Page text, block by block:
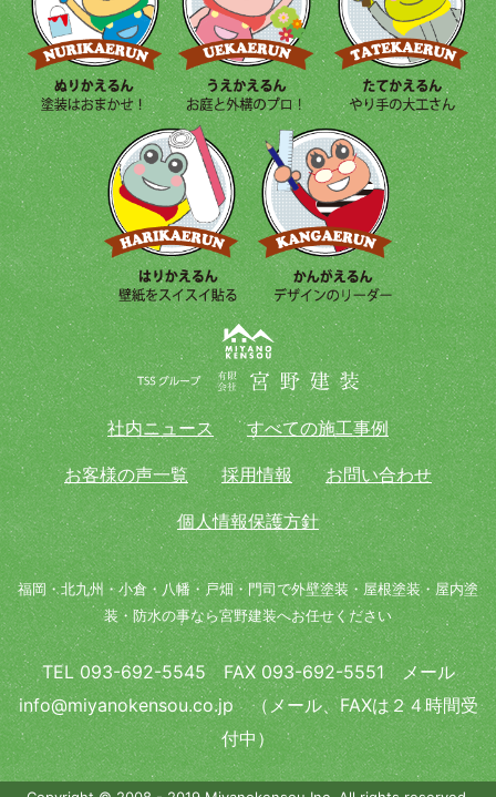
社内ニュース すべての施工事例
お客様の声一覧 採用情報 お問い合わせ
個人情報保護方針
福岡・北九州・小倉・八幡・戸畑・門司で外壁塗装・屋根塗装・屋内塗
装・防水の事なら宮野建装へお任せください
TEL 093-692-5545 FAX 093-692-5551 メール
info@miyanokensou.co.jp （メール、FAXは２４時間受
付中）